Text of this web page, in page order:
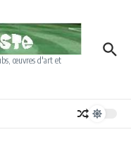
œuvres d'art et